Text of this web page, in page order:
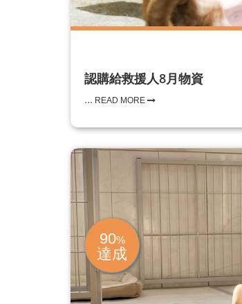
認購給救援人8月物資
... READ MORE
90%
達成